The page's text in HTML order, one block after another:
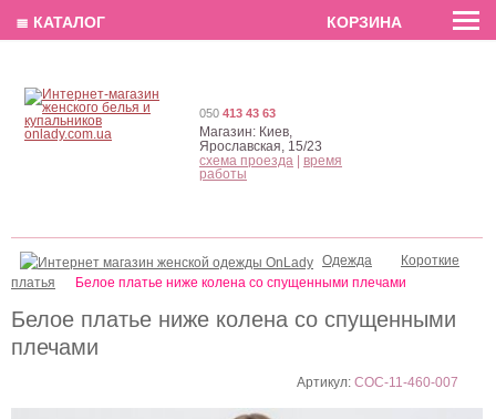
EN РУС
Белое платье ниже колена со спущенными
плечами
Артикул:COC-11-460-007
Одежда
Короткие
платья
Белое платье ниже колена со спущенными плечами
050 413 43 63
Магазин: Киев,
Ярославская, 15/23
схема проезда
время
работы
≣ КАТАЛОГ КОРЗИНА